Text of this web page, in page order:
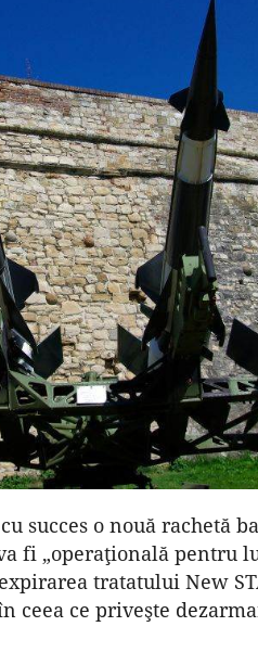
succes o nouă rachetă
fi „operaţională pentru
tratatului New
ce priveşte